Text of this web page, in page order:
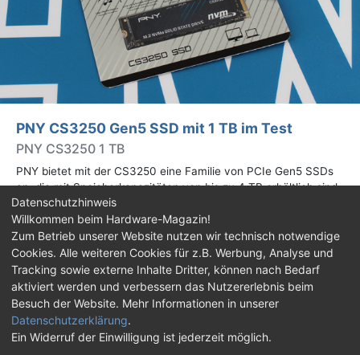
PNY CS3250 Gen5 SSD mit 1 TB im Test
PNY CS3250 1 TB
PNY bietet mit der CS3250 eine Familie von PCIe Gen5 SSDs
an, die mit Speicherkapazitäten von bis zu 4 TB erhältlich sind.
Die Drives erreichen bis zu 14.900 MB/s lesend. Wir haben das
1-TB-Modell getestet.
Impressum| Kontakt |Jobs |Datenschutz |
Consent‑Einstellungen |Haftungsausschluss
Feed Facebook
Twitch
Discord
Datenschutzhinweis
Willkommen beim Hardware-Magazin!
Zum Betrieb unserer Website nutzen wir technisch notwendige
Cookies. Alle weiteren Cookies für z.B. Werbung, Analyse und
Tracking sowie externe Inhalte Dritter, können nach Bedarf
aktiviert werden und verbessern das Nutzererlebnis beim
Besuch der Website. Mehr Informationen in unserer
Datenschutzerklärung.
Ein Widerruf der Einwilligung ist jederzeit möglich.